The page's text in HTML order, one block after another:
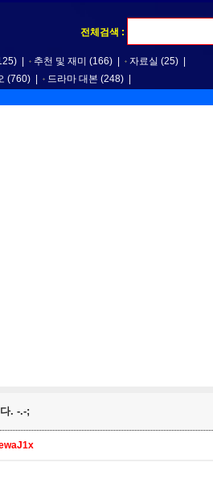
전체검색 :
추천 및 재미 (166) 자료실 (25)
(760) 드라마 대본 (248)
. -.-;